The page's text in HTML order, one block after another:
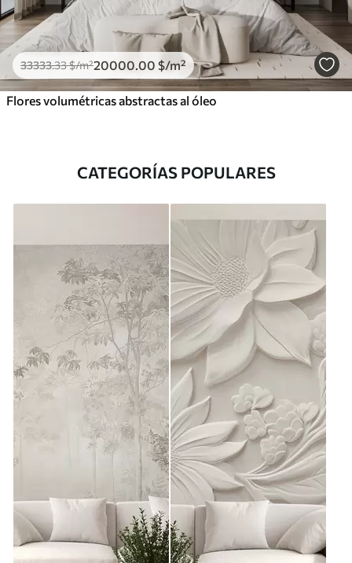
33333.33$/m²20000 .00 $/m²
Flores volumétricas abstractas al óleo
CATEGORÍAS POPULARES